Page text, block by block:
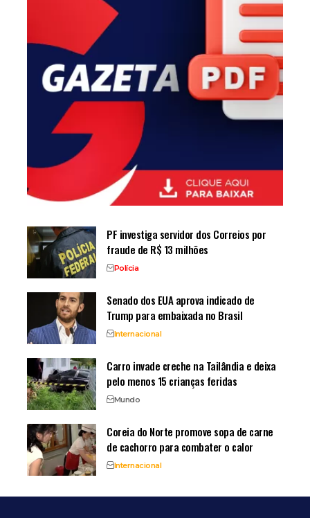
PF investiga servidor dos Correios por
fraude de R$ 13 milhões
Polícia
Senado dos EUA aprova indicado de
Trump para embaixada no Brasil
Internacional
Carro invade creche na Tailândia e deixa
pelo menos 15 crianças feridas
Mundo
Coreia do Norte promove sopa de carne
de cachorro para combater o calor
Internacional